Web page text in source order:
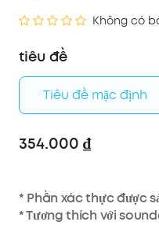
Không có
tiêu đề
Tiêu đề mặc định
354.000 ₫
* Phần xác thực được
* Tương thích với